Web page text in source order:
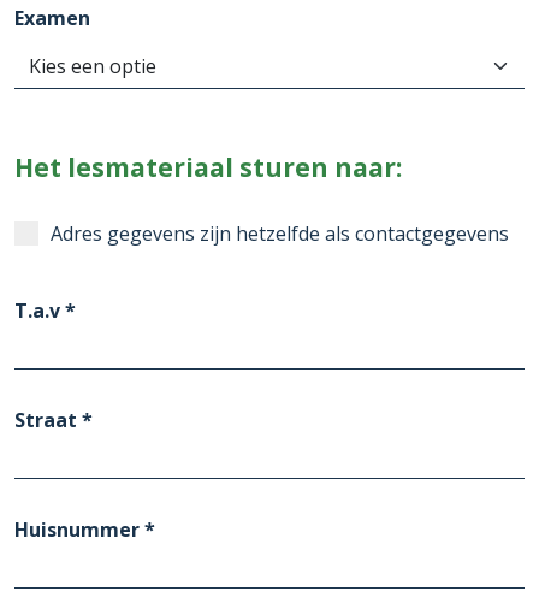
Examen
Het lesmateriaal sturen naar:
Adres gegevens zijn hetzelfde als contactgegevens
T.a.v *
Straat *
Huisnummer *